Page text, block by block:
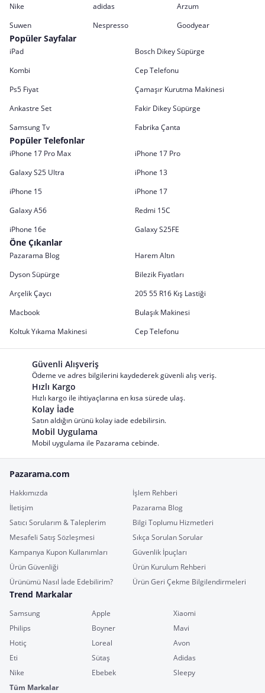
Nike
adidas
Arzum
Suwen
Nespresso Goodyear
Popüler Sayfalar
iPad
Bosch Dikey Süpürge
Kombi
Cep Telefonu
Ps5 Fiyat
Çamaşır Kurutma Makinesi
Ankastre Set
Fakir Dikey Süpürge
Samsung Tv
Fabrika Çanta
Popüler Telefonlar
iPhone 17 Pro Max
iPhone 17 Pro
Galaxy S25 Ultra
iPhone 13
iPhone 15
iPhone 17
Galaxy A56
Redmi 15C
iPhone 16e
Galaxy S25FE
Öne Çıkanlar
Pazarama Blog
Harem Altın
Dyson Süpürge
Bilezik Fiyatları
Arçelik Çaycı
205 55 R16 Kış Lastiği
Macbook
Bulaşık Makinesi
Koltuk Yıkama Makinesi
Cep Telefonu
Güvenli Alışveriş
Ödeme ve adres bilgilerini kaydederek güvenli alış veriş.
Hızlı Kargo
Hızlı kargo ile ihtiyaçlarına en kısa sürede ulaş.
Kolay İade
Satın aldığın ürünü kolay iade edebilirsin.
Mobil Uygulama
Mobil uygulama ile Pazarama cebinde.
Pazarama.com
Hakkımızda
İşlem Rehberi
İletişim
Pazarama Blog
Satıcı Sorularım & Taleplerim
Bilgi Toplumu Hizmetleri
Mesafeli Satış Sözleşmesi
Sıkça Sorulan Sorular
Kampanya Kupon Kullanımları
Güvenlik İpuçları
Ürün Güvenliği
Ürün Kurulum Rehberi
Ürünümü Nasıl İade Edebilirim?
Ürün Geri Çekme Bilgilendirmeleri
Trend Markalar
Samsung Apple
Xiaomi
Philips
Boyner
Mavi
Hotiç
Loreal
Avon
Eti
Sütaş
Adidas
Nike
Ebebek
Sleepy
Tüm Markalar